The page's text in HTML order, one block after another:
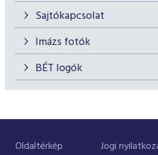
Sajtókapcsolat
Imázs fotók
BÉT logók
Oldaltérkép Jogi